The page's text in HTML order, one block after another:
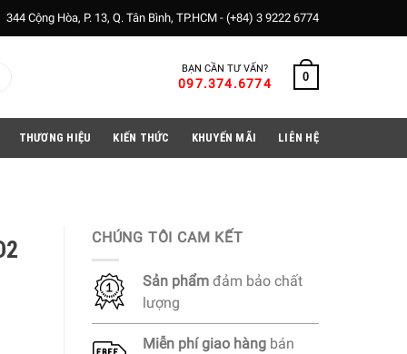
344 Cộng Hòa, P. 13, Q. Tân Bình, TP.HCM - (+84) 3 9222 6774
BẠN CẦN TƯ VẤN?
097.374.6774 0
THƯƠNG HIỆU KIẾN THỨC KHUYẾN MÃI LIÊN HỆ
CHÚNG TÔI CAM KẾT
Sản phẩm đảm bảo chất
lượng
Miễn phígiao hàng bán